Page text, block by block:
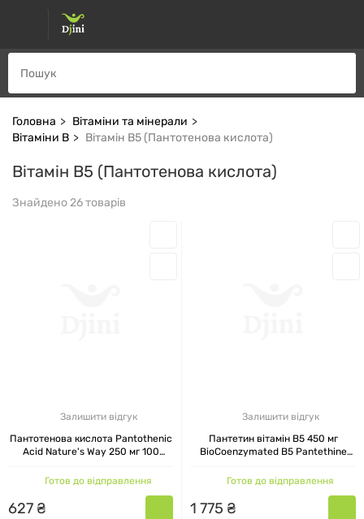
Головна
Вітаміни та мінерали
Вітаміни В
Вітамін В5 (Пантотенова кислота)
Вітамін В5 (Пантотенова кислота)
Знайдено 26 товарів
Залишити відгук
Пантотенова кислота Pantothenic
Acid Nature's Way 250 мг 100
Готов до відправлення
627₴
Залишити відгук
Пантетин вітамін B5 450 мг
BioCoenzymated B5 Pantethine
Готов до відправлення
1 775 ₴